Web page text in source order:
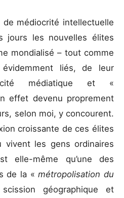
de médiocrité intellectuelle
jours les nouvelles élites
mondialisé – tout comme
liés, de leur
médiatique et «
effet devenu proprement
selon moi, y concourent.
croissante de ces élites
vivent les gens ordinaires
elle-même qu’une des
de la «métropolisation du
géographique et